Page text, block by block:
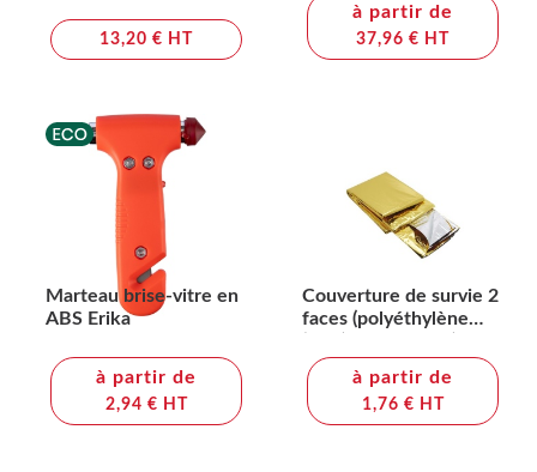
13,20 € HT
à partir de
37,96 € HT
Marteau brise-vitre en
ABS Erika
à partir de
2,94 € HT
Couverture de survie 2
faces (polyéthylène
à partir de
1,76 € HT